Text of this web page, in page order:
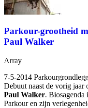
Parkour-grootheid
Paul Walker
Array
7-5-2014
Debuut naast de vorig jaar
Paul Walker.
Parkour en zijn